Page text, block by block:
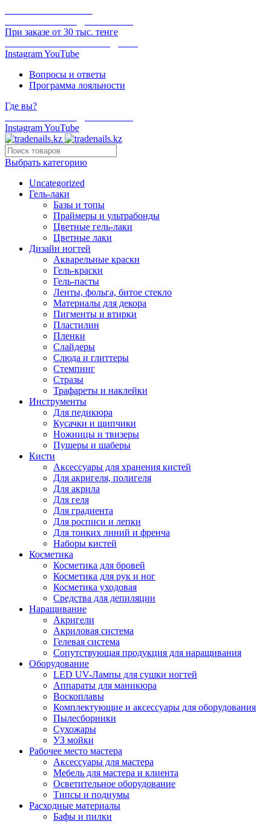
При заказе от 30 тыс. тенге
InstagramYouTube
Вопросы и ответы
Программа лояльности
Где вы?
InstagramYouTube
Выбрать категорию
Uncategorized
Гель-лаки
Базы и топы
Праймеры и ультрабонды
Цветные гель-лаки
Цветные лаки
Дизайн ногтей
Акварельные краски
Гель-краски
Гель-пасты
Ленты, фольга, битое стекло
Материалы для декора
Пигменты и втирки
Пластилин
Пленки
Слайдеры
Слюда и глиттеры
Стемпинг
Стразы
Трафареты и наклейки
Инструменты
Для педикюра
Кусачки и щипчики
Ножницы и твизеры
Пушеры и шаберы
Кисти
Аксессуары для хранения кистей
Для акригеля, полигеля
Для акрила
Для геля
Для градиента
Для росписи и лепки
Для тонких линий и френча
Наборы кистей
Косметика
Косметика для бровей
Косметика для рук и ног
Косметика уходовая
Средства для депиляции
Наращивание
Акригели
Акриловая система
Гелевая система
Сопутствующая продукция для наращивания
Оборудование
LED UV-Лампы для сушки ногтей
Аппараты для маникюра
Воскоплавы
Комплектующие и аксессуары для оборудования
Пылесборники
Сухожары
УЗ мойки
Рабочее место мастера
Аксессуары для мастера
Мебель для мастера и клиента
Осветительное оборудование
Типсы и подиумы
Расходные материалы
Бафы и пилки